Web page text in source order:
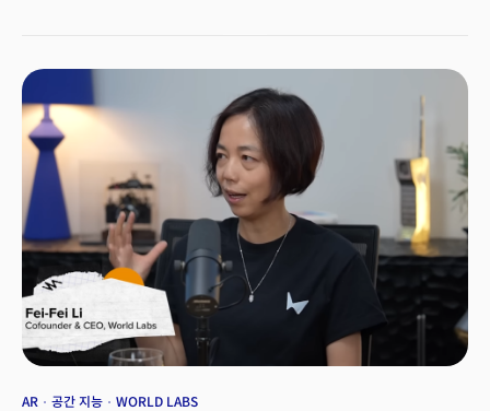
공개했습니다. 업그레이드된 코파일럿은 사용자의 마인크래프트 게임 플레이
화면을 실시간으로 보면서 사용자가 질문한 공략법을 정확히 안내했습니다.
사용자와 함께 보고, 대화할 수 있는 AI PC가 등장한 것입니다.
AR 공간 지능 WORLD LABS